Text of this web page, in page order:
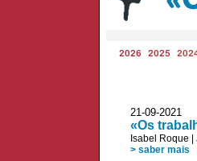
2026 2025
21-09-
«Os
Isabel Roque
> saber mais